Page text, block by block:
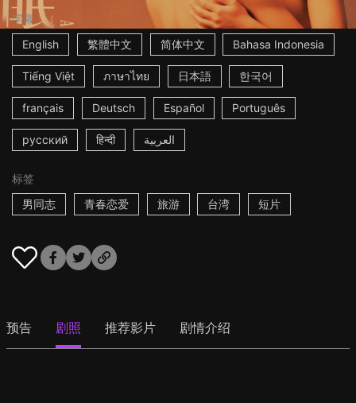
字幕
English
繁體中文 简体中文 Bahasa Indonesia
Tiếng Việt ภาษาไทย 日本語 한국어
français Deutsch Español Português
русский हिन्दी العربية
标签
男同志
青春恋爱 旅游 台湾 短片
预告 剧照 推荐影片 剧情介绍